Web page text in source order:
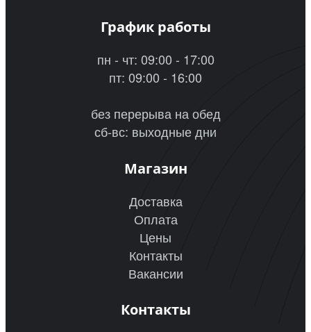
График работы
пн - чт: 09:00 - 17:00
пт: 09:00 - 16:00
без перерыва на обед
сб-вс: выходные дни
Магазин
Доставка
Оплата
Цены
Контакты
Вакансии
Контакты